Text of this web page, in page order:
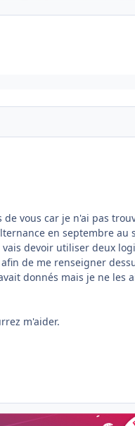
de vous car je n'ai pas
en septembre
devoir utiliser deux
de me renseigner
donnés mais je ne les
m'aider.